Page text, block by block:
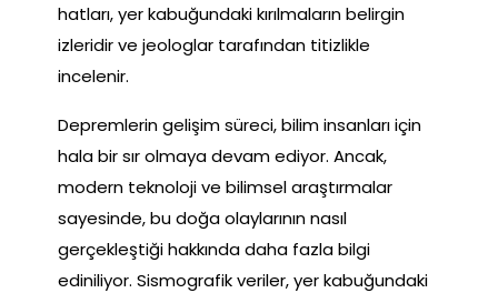
hatları, yer kabuğundaki kırılmaların belirgin
izleridir ve jeologlar tarafından titizlikle
incelenir.
Depremlerin gelişim süreci, bilim insanları için
hala bir sır olmaya devam ediyor. Ancak,
modern teknoloji ve bilimsel araştırmalar
sayesinde, bu doğa olaylarının nasıl
gerçekleştiği hakkında daha fazla bilgi
ediniliyor. Sismografik veriler, yer kabuğundaki